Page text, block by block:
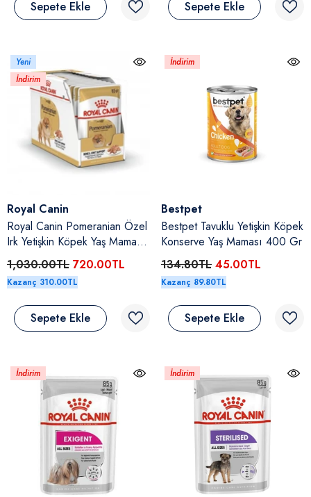
Sepete Ekle Sepete Ekle
Yeni
İndirim
Satıcı:
Royal Canin
Royal Canin Pomeranian Özel
Irk Yetişkin Köpek Yaş Maması
12X85 Gr
1,030.00TL 720.00TL
Kazanç 310.00TL
Sepete Ekle
İndirim
Satıcı:
Bestpet
Bestpet Tavuklu Yetişkin Köpek
Konserve Yaş Maması 400 Gr
134.80TL 45.00TL
Kazanç 89.80TL
Sepete Ekle
İndirim İndirim